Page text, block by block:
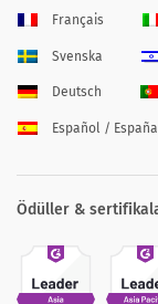
Français
Svenska
Deutsch
Español / España
Ödüller &